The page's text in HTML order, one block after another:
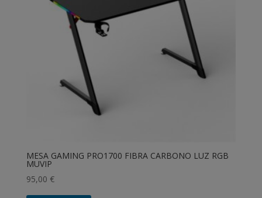
MESA GAMING PRO1700 FIBRA CARBONO LUZ RGB
MUVIP
95,00 €